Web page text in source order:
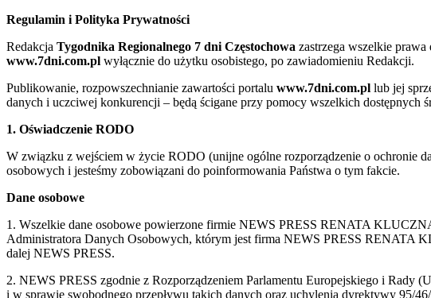
Regulamin i Polityka Prywatności
Redakcja Tygodnika Regionalnego 7 dni Częstochowa zastrzega wszelkie prawa
www.7dni.com.pl wyłącznie do użytku osobistego, po zawiadomieniu Redakcji.
Publikowanie, rozpowszechnianie zawartości portalu www.7dni.com.pl lub jej
danych i uczciwej konkurencji – będą ścigane przy pomocy wszelkich dostępnych
1. Oświadczenie RODO
W związku z wejściem w życie RODO (unijne ogólne rozporządzenie o ochronie
osobowych i jesteśmy zobowiązani do poinformowania Państwa o tym fakcie.
Dane osobowe
1. Wszelkie dane osobowe powierzone firmie NEWS PRESS RENATA
Administratora Danych Osobowych, którym jest firma NEWS PRESS
dalej NEWS PRESS.
2. NEWS PRESS zgodnie z Rozporządzeniem Parlamentu Europejskiego i
i w sprawie swobodnego przepływu takich danych oraz uchylenia dyrektywy